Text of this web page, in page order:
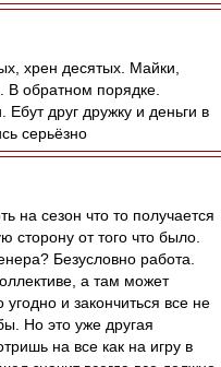
хрен десятых. Майки,
В обратном порядке.
друг дружку и деньги в
серьёзно
на сезон что то получается
сторону от того что было.
Безусловно работа.
а там может
угодно и закончиться все не
Но это уже другая
на все как на игру в